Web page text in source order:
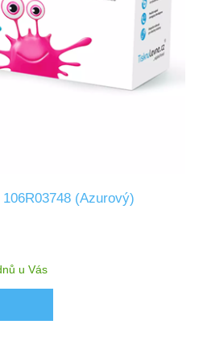
(Azurový)
u Vás